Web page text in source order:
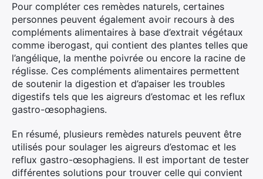
Pour compléter ces remèdes naturels, certaines
personnes peuvent également avoir recours à des
compléments alimentaires à base d’extrait végétaux
comme iberogast, qui contient des plantes telles que
l’angélique, la menthe poivrée ou encore la racine de
réglisse. Ces compléments alimentaires permettent
de soutenir la digestion et d’apaiser les troubles
digestifs tels que les aigreurs d’estomac et les reflux
gastro-œsophagiens.
En résumé, plusieurs remèdes naturels peuvent être
utilisés pour soulager les aigreurs d’estomac et les
reflux gastro-œsophagiens. Il est important de tester
différentes solutions pour trouver celle qui convient